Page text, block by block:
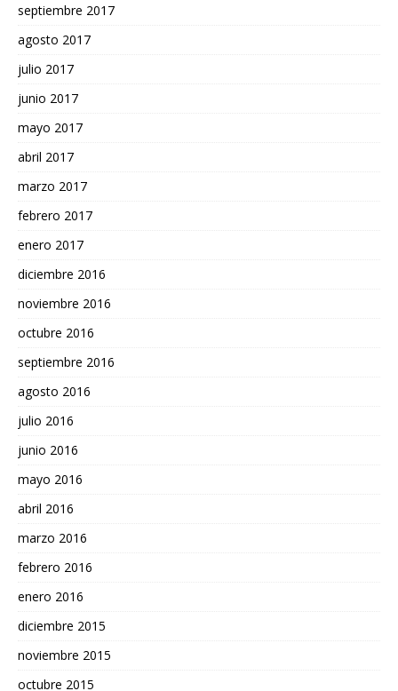
septiembre 2017
agosto 2017
julio 2017
junio 2017
mayo 2017
abril 2017
marzo 2017
febrero 2017
enero 2017
diciembre 2016
noviembre 2016
octubre 2016
septiembre 2016
agosto 2016
julio 2016
junio 2016
mayo 2016
abril 2016
marzo 2016
febrero 2016
enero 2016
diciembre 2015
noviembre 2015
octubre 2015